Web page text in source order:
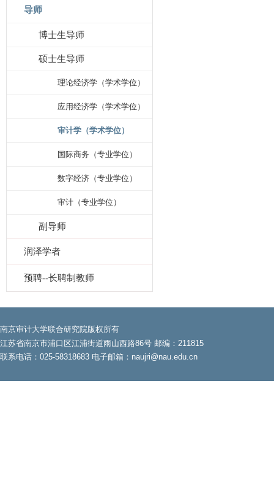
导师
博士生导师
硕士生导师
理论经济学（学术学位）
应用经济学（学术学位）
审计学（学术学位）
国际商务（专业学位）
数字经济（专业学位）
审计（专业学位）
副导师
润泽学者
预聘--长聘制教师
南京审计大学联合研究院版权所有
江苏省南京市浦口区江浦街道雨山西路86号 邮编：211815
联系电话：025-58318683 电子邮箱：naujri@nau.edu.cn